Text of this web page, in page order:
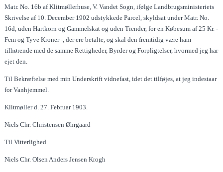
Matr. No. 16b af Klitmøllerhuse, V. Vandet Sogn, ifølge Landbrugsministeriets
Skrivelse af 10. December 1902 udstykkede Parcel, skyldsat under Matr. No.
16d, uden Hartkorn og Gammelskat og uden Tiender, for en Købesum af 25 Kr. -
Fem og Tyve Kroner -, der ere betalte, og skal den fremtidig være ham
tilhørende med de samme Rettigheder, Byrder og Forpligtelser, hvormed jeg har
ejet den.
Til Bekræftelse med min Underskrift vidnefast, idet det tilføjes, at jeg indestaar
for Vanhjemmel.
Klitmøller d. 27. Februar 1903.
Niels Chr. Christensen Øhrgaard
Til Vitterlighed
Niels Chr. Olsen Anders Jensen Krogh